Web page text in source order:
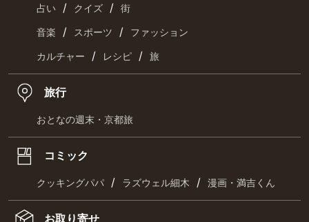
占い / クイズ / 街
音楽 / スポーツ / ファッション
カルチャー / レシピ / 旅
旅行
おとなの週末・京都旅
コミック
クッキングパパ / ラズウェル細木 / 漫画・満吉くん
お取り寄せ